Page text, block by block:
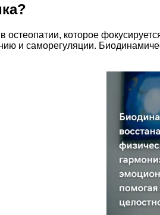
которое
и саморегуляции.